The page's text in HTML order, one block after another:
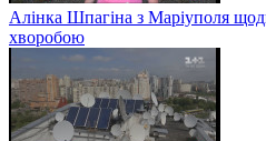
Алінка Шпагіна з Маріуполя
хворобою